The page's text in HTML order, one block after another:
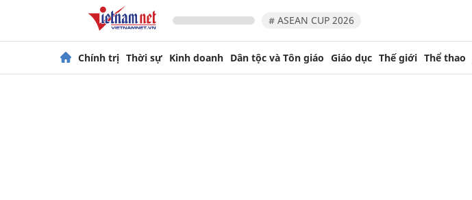
# ASEAN CUP 2026
Chính trị Thời sự Kinh doanh Dân tộc và Tôn giáo Giáo dục Thế giới Thể thao